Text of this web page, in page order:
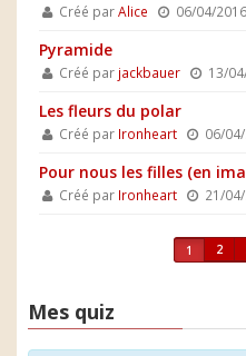
Créé parAlice 06/04/2016
Pyramide
Créé par jackbauer 13/
Les fleurs du polar
Créé par Ironheart 06/
Pour nous les filles (en
Créé par Ironheart 21/
1 2
Mes quiz